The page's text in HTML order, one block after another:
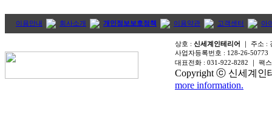
이용안내 회사소개 개인정보보호정책 이용약관 고객센터 아
상호 : 신세계인테리어 ｜ 주소 :
사업자등록번호 : 128-26-50773
대표전화 : 031-922-8282 ｜ 팩
Copyright ⓒ 신세계인
more information.